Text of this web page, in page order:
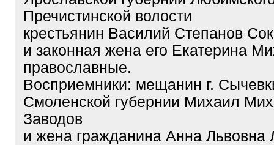
Пречистинской волости
крестьянин Василий Степанов
и законная жена его Екатерина
православные.
Восприемники: мещанин г.
Смоленской губернии Михаил
Заводов
и жена гражданина Анна Львовна